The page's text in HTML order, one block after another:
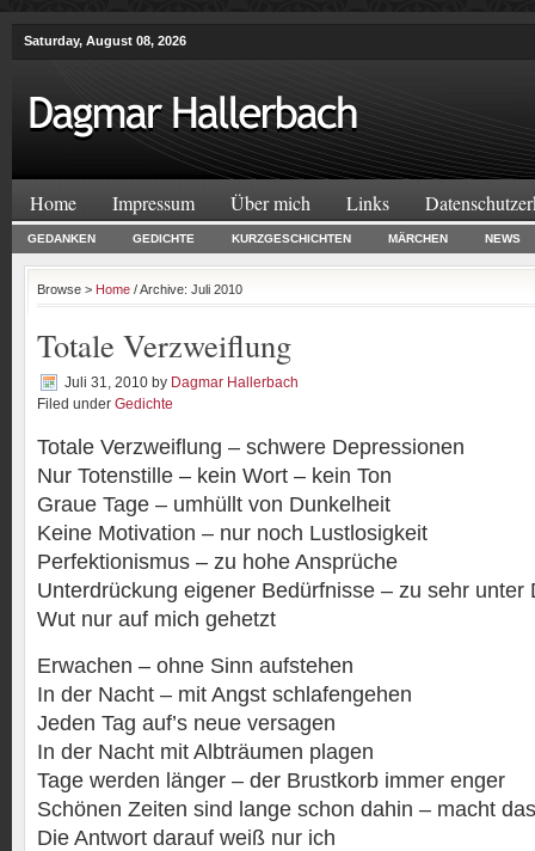
Saturday, August 08, 2026
Home Impressum Über mich Links
GEDANKEN GEDICHTE KURZGESCHICHTEN MÄRCHEN NEWS
Browse > Home / Archive: Juli 2010
Totale Verzweiflung
Juli 31, 2010 by Dagmar Hallerbach
Filed under Gedichte
Totale Verzweiflung – schwere Depressionen
Nur Totenstille – kein Wort – kein Ton
Graue Tage – umhüllt von Dunkelheit
Keine Motivation – nur noch Lustlosigkeit
Perfektionismus – zu hohe Ansprüche
Unterdrückung eigener Bedürfnisse – zu sehr unter
Wut nur auf mich gehetzt
Erwachen – ohne Sinn aufstehen
In der Nacht – mit Angst schlafengehen
Jeden Tag auf’s neue versagen
In der Nacht mit Albträumen plagen
Tage werden länger – der Brustkorb immer enger
Schönen Zeiten sind lange schon dahin – macht
Die Antwort darauf weiß nur ich